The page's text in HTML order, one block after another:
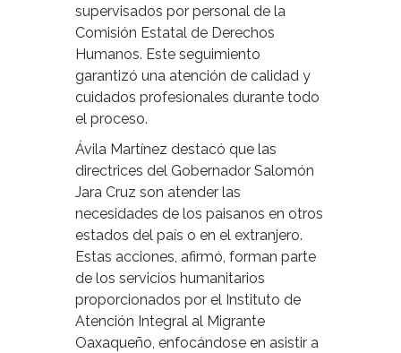
supervisados por personal de la
Comisión Estatal de Derechos
Humanos. Este seguimiento
garantizó una atención de calidad y
cuidados profesionales durante todo
el proceso.
Ávila Martínez destacó que las
directrices del Gobernador Salomón
Jara Cruz son atender las
necesidades de los paisanos en otros
estados del país o en el extranjero.
Estas acciones, afirmó, forman parte
de los servicios humanitarios
proporcionados por el Instituto de
Atención Integral al Migrante
Oaxaqueño, enfocándose en asistir a